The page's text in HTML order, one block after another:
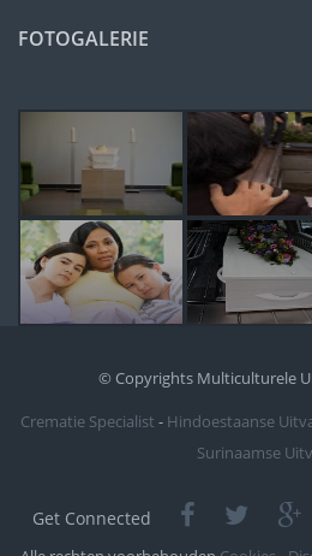
FOTOGALERIE
© Copyrights Multiculturele
Crematie Specialist - Hindoestaanse
Surinaamse
Get Connected